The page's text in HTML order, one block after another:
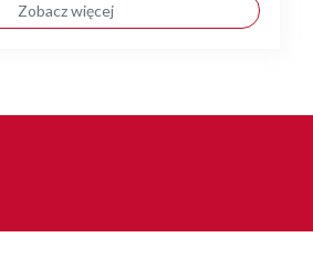
Zobacz więcej